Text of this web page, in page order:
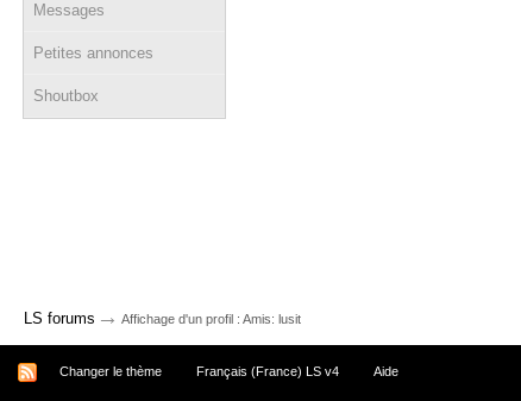
Messages
Petites annonces
Shoutbox
LS forums → Affichage d'un profil : Amis: lusit
Changer le thème Français (France) LS v4 Aide